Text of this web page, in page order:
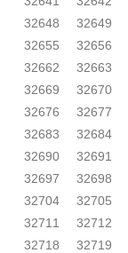
32648
32649
32655
32656
32662
32663
32669
32670
32676
32677
32683
32684
32690
32691
32697
32698
32704
32705
32711
32712
32718
32719